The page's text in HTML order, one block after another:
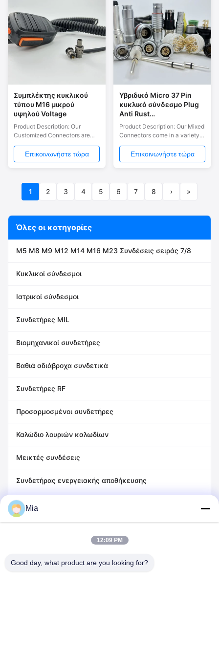
connectors included in this
product, you'll have a vast ...
Easy to Operate: The one -
button push - pull locking
mechanism enables ...
Συμπλέκτης κυκλικού
τύπου M16 μικρού
υψηλού Voltage
Product Description: Our
Customized Connectors are
designed for industrial,
commercial, and residential
applications. These connectors
various devices. Our
lasting and ...
Επικοινωνήστε τώρα
Υβριδικό Micro 37 Pin
κυκλικό σύνδεσμο Plug
Anti Rust
Πολυλειτουργικό
Product Description: Our Mixed
Connectors come in a variety
of connection types including
plug-in, push pull, screw, and
break away. This means you
Whether you need coaxial and
...
Επικοινωνήστε τώρα
1 2 3 4 5 6 7 8 › »
Όλες οι κατηγορίες
M5 M8 M9 M12 M14 M16 M23 Συνδέσεις σειράς 7/8
Κυκλικοί σύνδεσμοι
Ιατρικοί σύνδεσμοι
Συνδετήρες MIL
Βιομηχανικοί συνδετήρες
Βαθιά αδιάβροχα συνδετικά
Συνδετήρες RF
Προσαρμοσμένοι συνδετήρες
Καλώδιο λουριών καλωδίων
Μεικτές συνδέσεις
Συνδετήρας ενεργειακής αποθήκευσης
Συνδετήρας σειράς SP/SF
Mia
12:09 PM
Good day, what product are you looking for?